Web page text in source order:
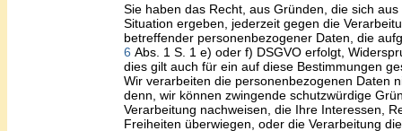
Sie haben das Recht, aus Gründen, die sich
Situation ergeben, jederzeit gegen die
betreffender personenbezogener Daten, die
6 Abs 1 S. 1 e) oder f) DSGVO erfolgt,
dies gilt auch für ein auf diese Bestimmungen
Wir verarbeiten die personenbezogenen Daten
denn, wir können zwingende schutzwürdige
Verarbeitung nachweisen, die Ihre Interessen,
Freiheiten überwiegen, oder die Verarbeitung